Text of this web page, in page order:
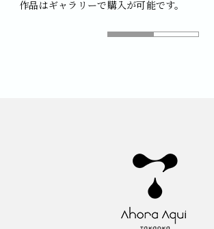
作品はギャラリーで購入が可能です。
作品はギャラリーで購入が可能です。